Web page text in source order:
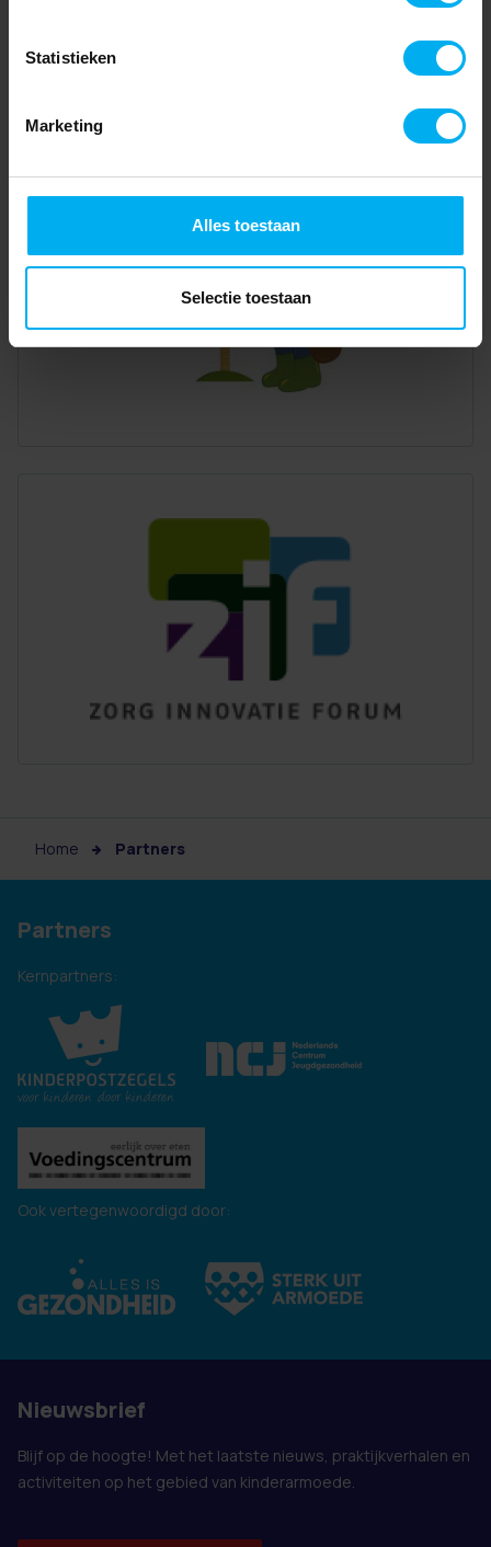
Statistieken
Marketing
Alles toestaan
Selectie toestaan
Home Partners
Partners
Kernpartners:
Ook vertegenwoordigd door:
Nieuwsbrief
Blijf op de hoogte! Met het laatste nieuws, praktijkverhalen en
activiteiten op het gebied van kinderarmoede.